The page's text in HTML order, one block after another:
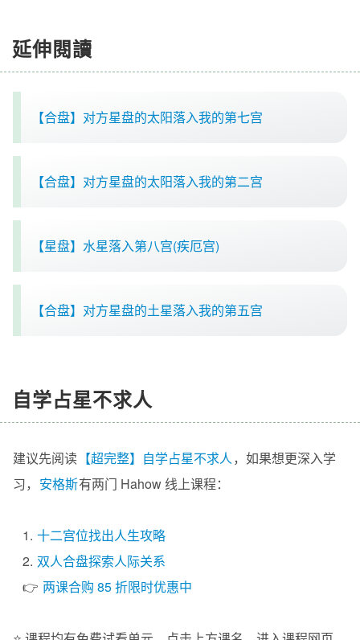
延伸閱讀
【合盘】对方星盘的太阳落入我的第七宫
【合盘】对方星盘的太阳落入我的第二宫
【星盘】水星落入第八宫(疾厄宫)
【合盘】对方星盘的土星落入我的第五宫
自学占星不求人
建议先阅读 【超完整】自学占星不求人，如果想更深入学
习， 安格斯有两门 Hahow 线上课程：
1. 十二宫位找出人生攻略
2. 双人合盘探索人际关系
👉 两课合购 85 折限时优惠中